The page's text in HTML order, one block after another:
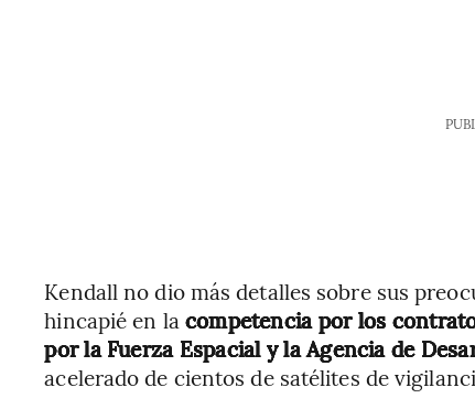
Kendall no dio más detalles sobre sus
hincapié en la competencia por los
por la Fuerza Espacial y la Agencia de
acelerado de cientos de satélites de